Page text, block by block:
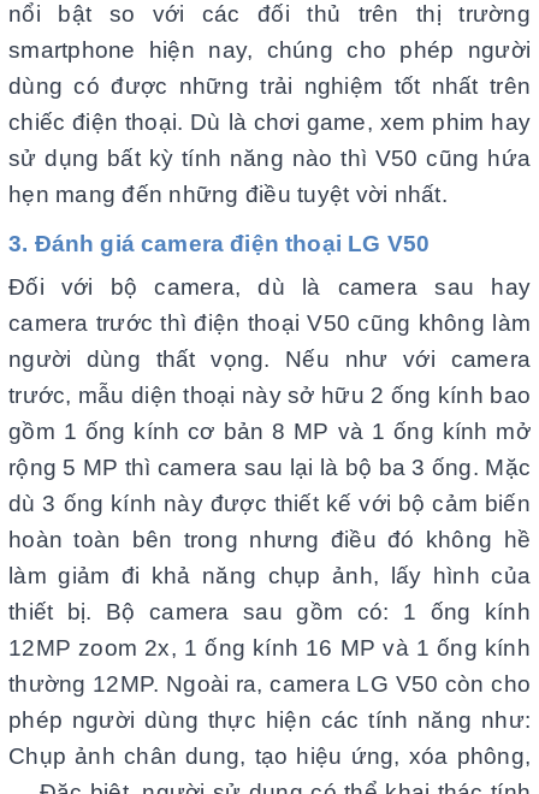
nổi bật so với các đối thủ trên thị trường
smartphone hiện nay, chúng cho phép người
dùng có được những trải nghiệm tốt nhất trên
chiếc điện thoại. Dù là chơi game, xem phim hay
sử dụng bất kỳ tính năng nào thì V50 cũng hứa
hẹn mang đến những điều tuyệt vời nhất.
3. Đánh giá camera điện thoại LG V50
Đối với bộ camera, dù là camera sau hay
camera trước thì điện thoại V50 cũng không làm
người dùng thất vọng. Nếu như với camera
trước, mẫu diện thoại này sở hữu 2 ống kính bao
gồm 1 ống kính cơ bản 8 MP và 1 ống kính mở
rộng 5 MP thì camera sau lại là bộ ba 3 ống. Mặc
dù 3 ống kính này được thiết kế với bộ cảm biến
hoàn toàn bên trong nhưng điều đó không hề
làm giảm đi khả năng chụp ảnh, lấy hình của
thiết bị. Bộ camera sau gồm có: 1 ống kính
12MP zoom 2x, 1 ống kính 16 MP và 1 ống kính
thường 12MP. Ngoài ra, camera LG V50 còn cho
phép người dùng thực hiện các tính năng như:
Chụp ảnh chân dung, tạo hiệu ứng, xóa phông,